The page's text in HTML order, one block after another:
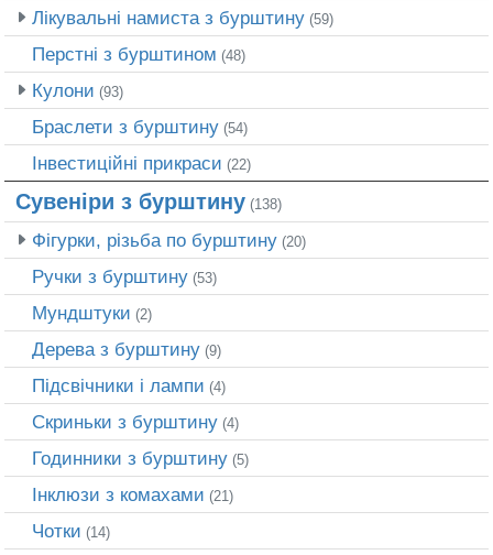
Лікувальні намиста з бурштину (59)
Перстні з бурштином (48)
Кулони (93)
Браслети з бурштину (54)
Інвестиційні прикраси (22)
Сувеніри з бурштину (138)
Фігурки, різьба по бурштину (20)
Ручки з бурштину (53)
Мундштуки (2)
Дерева з бурштину (9)
Підсвічники і лампи (4)
Скриньки з бурштину (4)
Годинники з бурштину (5)
Інклюзи з комахами (21)
Чотки (14)